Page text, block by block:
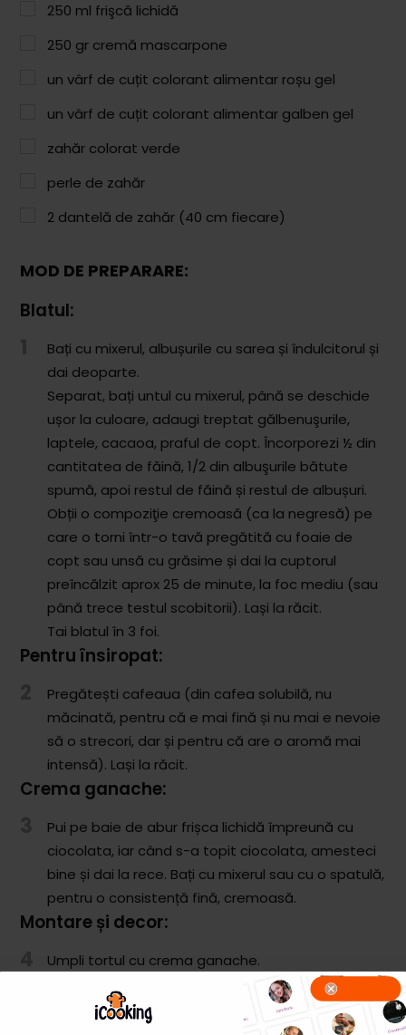
Regulament de postare
CONCURS
250 ml frişcă lichidă
250 gr cremă mascarpone
un vârf de cuțit colorant alimentar roșu gel
un vârf de cuțit colorant alimentar galben gel
zahăr colorat verde
perle de zahăr
2 dantelă de zahăr (40 cm fiecare)
MOD DE PREPARARE:
Blatul:
Bați cu mixerul, albușurile cu sarea și îndulcitorul și
dai deoparte.
Separat, bați untul cu mixerul, până se deschide
ușor la culoare, adaugi treptat gălbenuşurile,
laptele, cacaoa, praful de copt. Încorporezi ½ din
cantitatea de făină, 1/2 din albuşurile bătute
spumă, apoi restul de făină și restul de albușuri.
Obții o compoziţie cremoasă (ca la negresă) pe
care o torni într-o tavă pregătită cu foaie de
copt sau unsă cu grăsime și dai la cuptorul
preîncălzit aprox 25 de minute, la foc mediu (sau
până trece testul scobitorii). Lași la răcit.
Tai blatul în 3 foi.
Pentru însiropat:
Pregătești cafeaua (din cafea solubilă, nu
măcinată, pentru că e mai fină și nu mai e nevoie
să o strecori, dar și pentru că are o aromă mai
intensă). Lași la răcit.
Crema ganache:
Pui pe baie de abur frișca lichidă împreună cu
ciocolata, iar când s-a topit ciocolata, amesteci
bine și dai la rece. Bați cu mixerul sau cu o spatulă,
pentru o consistență fină, cremoasă.
Montare și decor:
Umpli tortul cu crema ganache.
Pentru decor, pregătești o cremă albă: bați cu
mixerul frișca lichidă, mai moale, adaugi